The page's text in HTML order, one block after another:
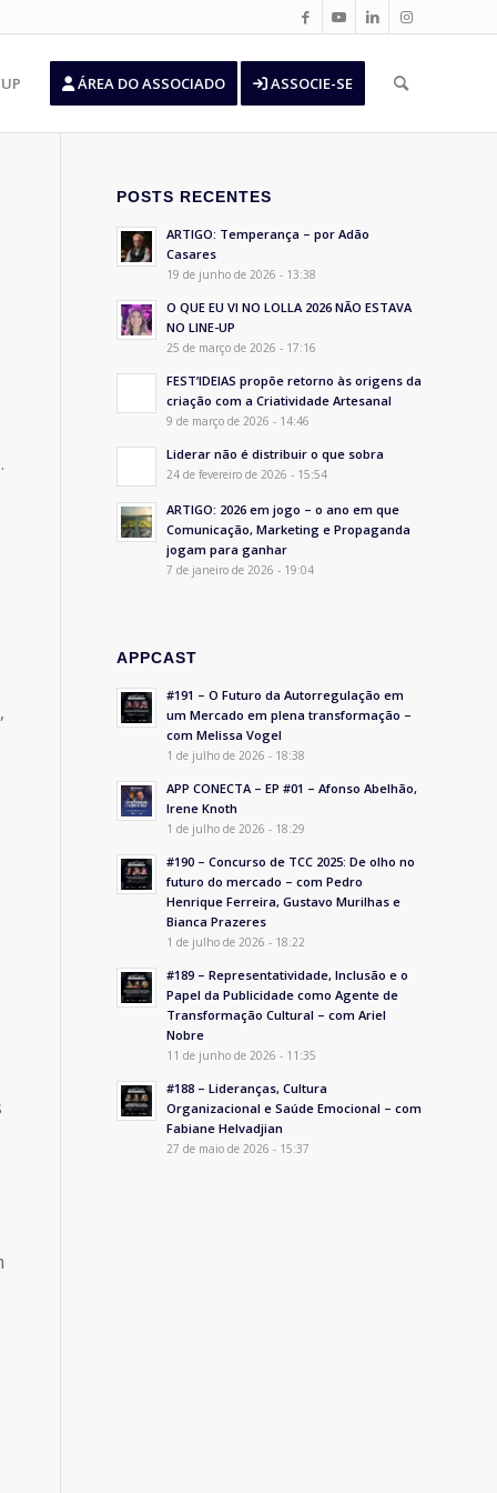
ÁREA DO ASSOCIADO ASSOCIE-SE
POSTS RECENTES
ARTIGO: Temperança – por Adão
Casares
19 de junho de 2026 - 13:38
O QUE EU VI NO LOLLA 2026 NÃO ESTAVA
NO LINE-UP
25 de março de 2026 - 17:16
FEST’IDEIAS propõe retorno às origens da
criação com a Criatividade Artesanal
9 de março de 2026 - 14:46
Liderar não é distribuir o que sobra
24 de fevereiro de 2026 - 15:54
ARTIGO: 2026 em jogo – o ano em que
Comunicação, Marketing e Propaganda
jogam para ganhar
7 de janeiro de 2026 - 19:04
APPCAST
#191 – O Futuro da Autorregulação em
um Mercado em plena transformação –
com Melissa Vogel
1 de julho de 2026 - 18:38
APP CONECTA – EP #01 – Afonso Abelhão,
Irene Knoth
1 de julho de 2026 - 18:29
#190 – Concurso de TCC 2025: De olho no
futuro do mercado – com Pedro
Henrique Ferreira, Gustavo Murilhas e
Bianca Prazeres
1 de julho de 2026 - 18:22
#189 – Representatividade, Inclusão e o
Papel da Publicidade como Agente de
Transformação Cultural – com Ariel
Nobre
11 de junho de 2026 - 11:35
#188 – Lideranças, Cultura
Organizacional e Saúde Emocional – com
Fabiane Helvadjian
27 de maio de 2026 - 15:37